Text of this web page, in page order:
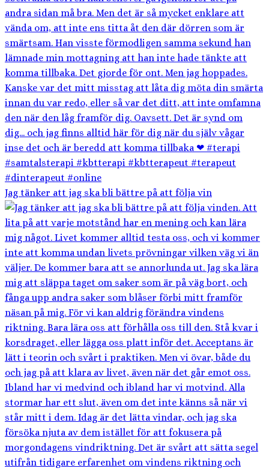
Jag tänker att jag ska bli bättre på att följa vin